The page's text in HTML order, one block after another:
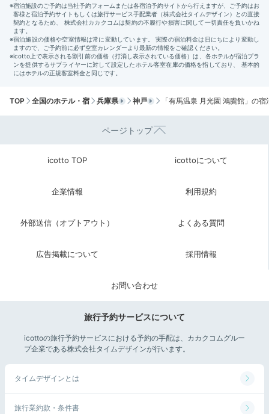
kkmr_323
今回はのんびり過ごすのが目的だったので、お部屋でゆっくり。清
潔で静かなお部屋で寛いだり、好きな時に何回もお風呂に入れて良
かったです！
12:05
絶品お蕎麦ランチ
土山人 有馬店 ／料理一例①
有馬温泉街にある「土山人 有馬店」は、石臼挽き手打
た、香り高い逸品を楽しめます。名物「すだち蕎麦」は
TOP 全国のホテル・宿 兵庫県 神戸 「有馬温泉 月光園 鴻朧館」の宿
ページトップ
icotto TOP icottoについて
企業情報 利用規約
外部送信（オプトアウト） よくある質問
広告掲載について 採用情報
お問い合わせ
旅行予約サービスについて
icottoの旅行予約サービスにおける予約の手配は、カカクコムグルー
プ企業である株式会社タイムデザインが行います。
タイムデザインとは
旅行業約款・条件書